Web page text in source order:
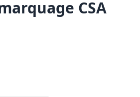
CSA